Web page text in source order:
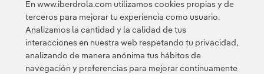
He leído y acepto lapolítica de privacidad de la
Newsletter
Enlace externo, se abre en ventana nueva.
Esta página está protegida por reCAPTCHA y se aplican la
Política de privacidad Términos de servicio de
En www.iberdrola.com utilizamos cookies propias y de
terceros para mejorar tu experiencia como usuario.
Analizamos la cantidad y la calidad de tus
interacciones en nuestra web respetando tu privacidad,
analizando de manera anónima tus hábitos de
navegación y preferencias para mejorar continuamente